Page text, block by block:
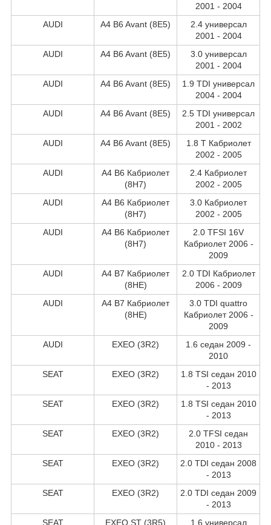
2001 - 2004
AUDI
A4 B6 Avant (8E5)
2.4 универсал
2001 - 2004
AUDI
A4 B6 Avant (8E5)
3.0 универсал
2001 - 2004
AUDI
A4 B6 Avant (8E5)
1.9 TDI универсал
2004 - 2004
AUDI
A4 B6 Avant (8E5)
2.5 TDI универсал
2001 - 2002
AUDI
A4 B6 Avant (8E5)
1.8 T Кабриолет
2002 - 2005
AUDI
A4 B6 Кабриолет
(8H7)
2.4 Кабриолет
2002 - 2005
AUDI
A4 B6 Кабриолет
(8H7)
3.0 Кабриолет
2002 - 2005
AUDI
A4 B6 Кабриолет
(8H7)
2.0 TFSI 16V
Кабриолет 2006 -
2009
AUDI
A4 B7 Кабриолет
(8HE)
2.0 TDI Кабриолет
2006 - 2009
AUDI
A4 B7 Кабриолет
(8HE)
3.0 TDI quattro
Кабриолет 2006 -
2009
AUDI
EXEO (3R2)
1.6 седан 2009 -
2010
SEAT
EXEO (3R2)
1.8 TSI седан 2010
- 2013
SEAT
EXEO (3R2)
1.8 TSI седан 2010
- 2013
SEAT
EXEO (3R2)
2.0 TFSI седан
2010 - 2013
SEAT
EXEO (3R2)
2.0 TDI седан 2008
- 2013
SEAT
EXEO (3R2)
2.0 TDI седан 2009
- 2013
SEAT
EXEO ST (3R5) 1.6 универсал